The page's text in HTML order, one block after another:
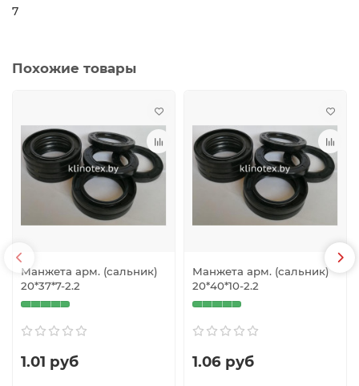
7
Похожие товары
Манжета арм. (сальник)
20*37*7-2.2
1.01 руб
Манжета арм. (сальник)
20*40*10-2.2
1.06 руб